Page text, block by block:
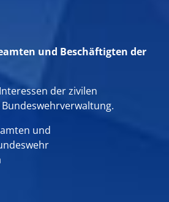
und Beschäftigten der
der zivilen
und